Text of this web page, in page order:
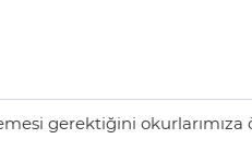
gerektiğini okurlarımıza